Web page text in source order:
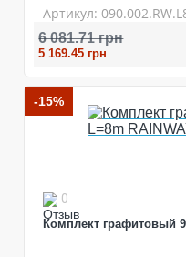
Артикул:
6 081.71 грн
5 169.45 грн
-15%
0
Комплект графитовый